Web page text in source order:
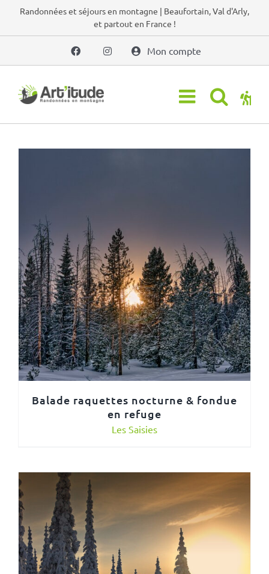
PasserRandonnées et séjours en montagne | Beaufortain, Val d'Arly,
et partout en France !
Mon compte
Balade raquettes nocturne & fondue
en refuge
Les Saisies